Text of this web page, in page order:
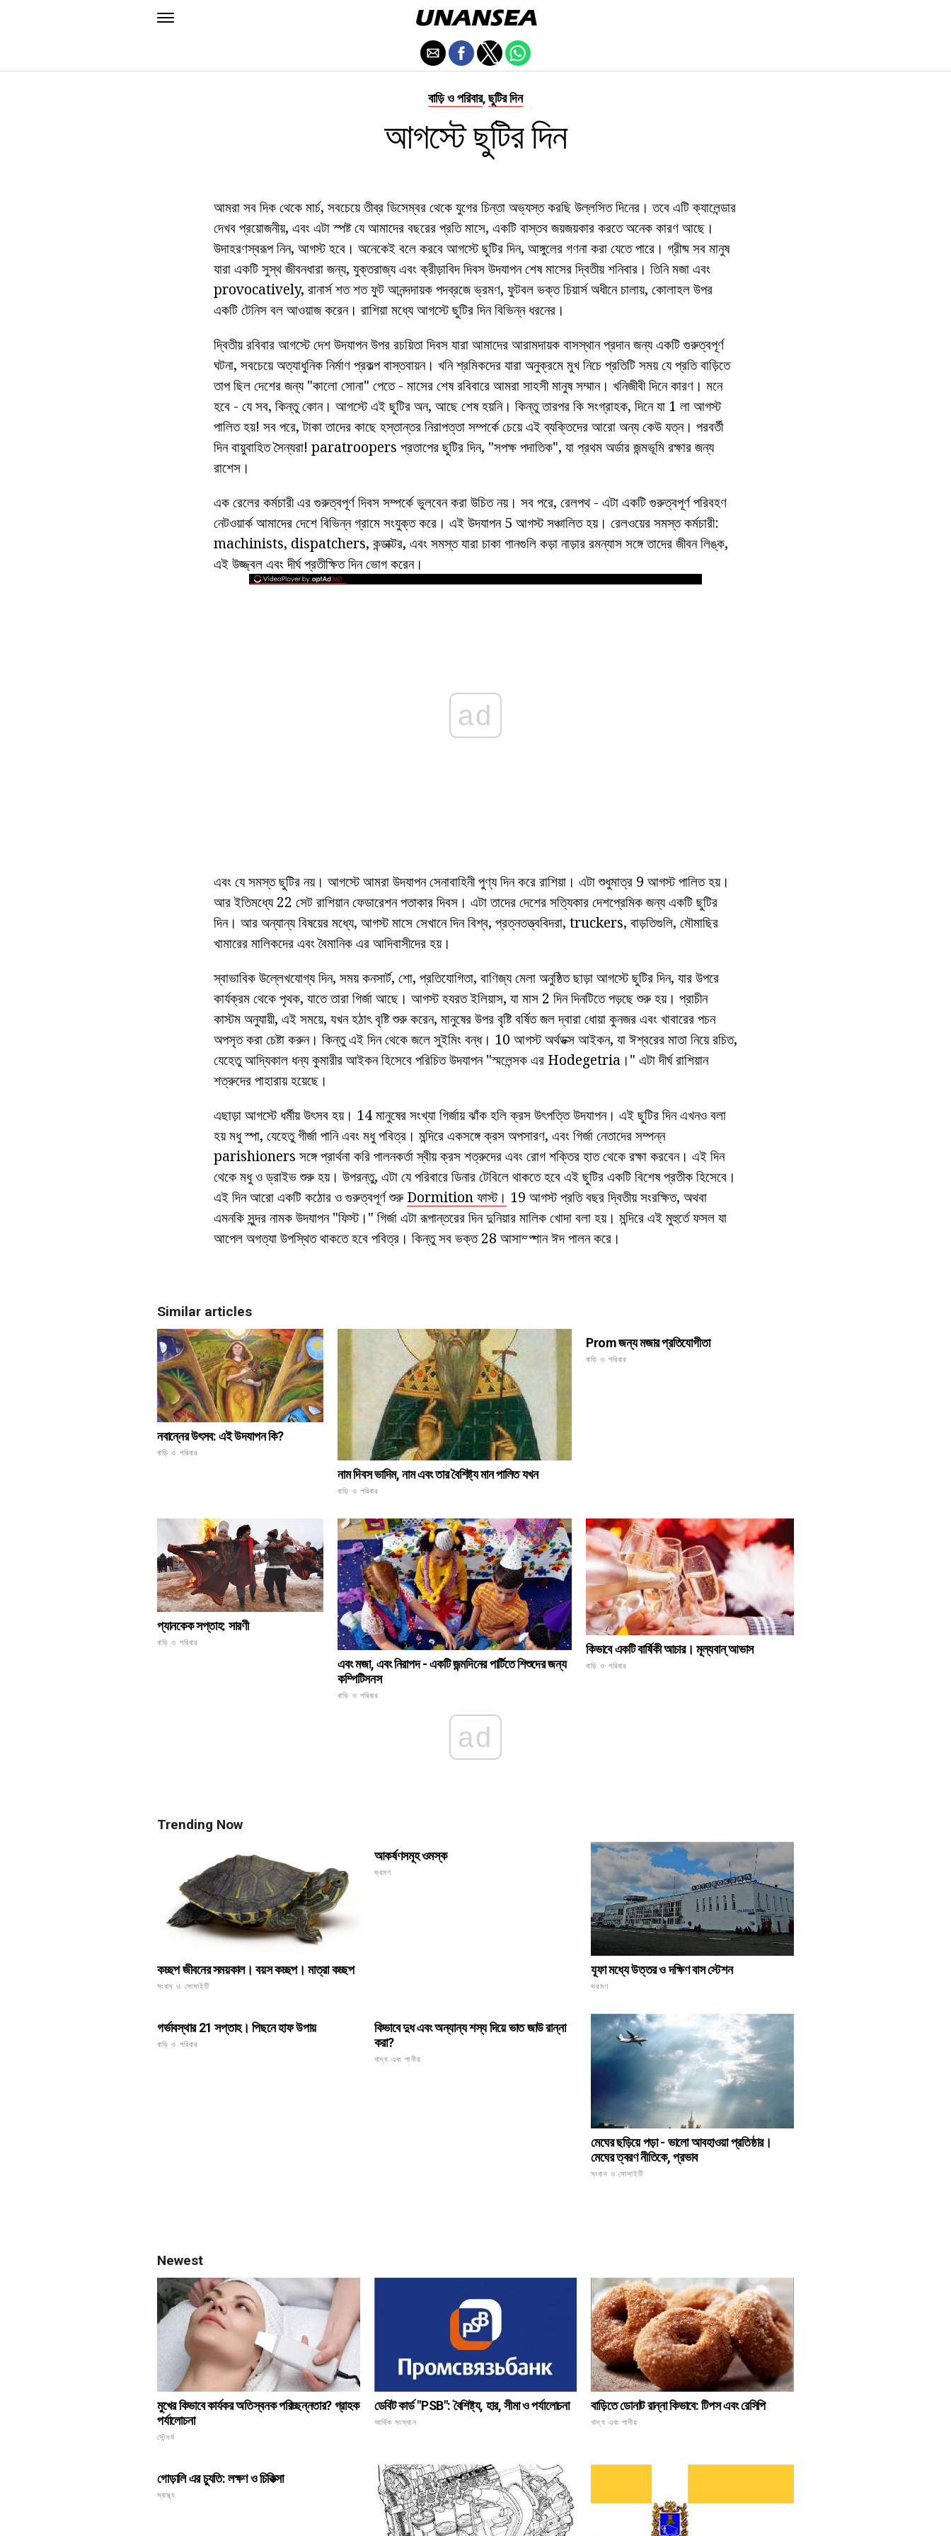
বাড়ি ও পরিবার, ছুটির দিন
আগস্টে ছুটির দিন
আমরা সব দিক থেকে মার্চ, সবচেয়ে তীব্র ডিসেম্বর থেকে যুগের চিন্তা অভ্যস্ত করছি উল্লসিত দিনের। তবে এটি ক্যালেন্ডার
দেখব প্রয়োজনীয়, এবং এটা স্পষ্ট যে আমাদের বছরের প্রতি মাসে, একটি বাস্তব জয়জয়কার করতে অনেক কারণ আছে।
উদাহরণস্বরূপ নিন, আগস্ট হবে। অনেকেই বলে করবে আগস্টে ছুটির দিন, আঙ্গুলের গণনা করা যেতে পারে। গ্রীষ্ম সব মানুষ
যারা একটি সুস্থ জীবনধারা জন্য, যুক্তরাজ্য এবং ক্রীড়াবিদ দিবস উদযাপন শেষ মাসের দ্বিতীয় শনিবার। তিনি মজা এবং
provocatively, রানার্স শত শত ফুট আনন্দদায়ক পদব্রজে ভ্রমণ, ফুটবল ভক্ত চিয়ার্স অধীনে চালায়, কোলাহল উপর
একটি টেনিস বল আওয়াজ করেন। রাশিয়া মধ্যে আগস্টে ছুটির দিন বিভিন্ন ধরনের।
দ্বিতীয় রবিবার আগস্টে দেশ উদযাপন উপর রচয়িতা দিবস যারা আমাদের আরামদায়ক বাসস্থান প্রদান জন্য একটি গুরুত্বপূর্ণ
ঘটনা, সবচেয়ে অত্যাধুনিক নির্মাণ প্রকল্প বাস্তবায়ন। খনি শ্রমিকদের যারা অনুক্রমে মুখ নিচে প্রতিটি সময় যে প্রতি বাড়িতে
তাপ ছিল দেশের জন্য "কালো সোনা" পেতে - মাসের শেষ রবিবারে আমরা সাহসী মানুষ সম্মান। খনিজীবী দিনে কারণ। মনে
হবে - যে সব, কিন্তু কোন। আগস্টে এই ছুটির অন, আছে শেষ হয়নি। কিন্তু তারপর কি সংগ্রাহক, দিনে যা 1 লা আগস্ট
পালিত হয়! সব পরে, টাকা তাদের কাছে হস্তান্তর নিরাপত্তা সম্পর্কে চেয়ে এই ব্যক্তিদের আরো অন্য কেউ যত্ন। পরবর্তী
দিন বায়ুবাহিত সৈন্যরা! paratroopers প্রতাপের ছুটির দিন, "সপক্ষ পদাতিক", যা প্রথম অর্ডার জন্মভূমি রক্ষার জন্য
রাশেস।
এক রেলের কর্মচারী এর গুরুত্বপূর্ণ দিবস সম্পর্কে ভুলবেন করা উচিত নয়। সব পরে, রেলপথ - এটা একটি গুরুত্বপূর্ণ পরিবহণ
নেটওয়ার্ক আমাদের দেশে বিভিন্ন গ্রামে সংযুক্ত করে। এই উদযাপন 5 আগস্ট সঞ্চালিত হয়। রেলওয়ের সমস্ত কর্মচারী:
machinists, dispatchers, কন্ডাক্টর, এবং সমস্ত যারা চাকা গানগুলি কড়া নাড়ার রমন্যাস সঙ্গে তাদের জীবন লিঙ্ক,
এই উজ্জ্বল এবং দীর্ঘ প্রতীক্ষিত দিন ভোগ করেন।
ad
এবং যে সমস্ত ছুটির নয়। আগস্টে আমরা উদযাপন সেনাবাহিনী পুণ্য দিন করে রাশিয়া। এটা শুধুমাত্র 9 আগস্ট পালিত হয়।
আর ইতিমধ্যে 22 সেট রাশিয়ান ফেডারেশন পতাকার দিবস। এটা তাদের দেশের সত্যিকার দেশপ্রেমিক জন্য একটি ছুটির
দিন। আর অন্যান্য বিষয়ের মধ্যে, আগস্ট মাসে সেখানে দিন বিশ্ব, প্রত্নতত্ত্ববিদরা, truckers, বাড়তিগুলি, মৌমাছির
খামারের মালিকদের এবং বৈমানিক এর আদিবাসীদের হয়।
স্বাভাবিক উল্লেখযোগ্য দিন, সময় কনসার্ট, শো, প্রতিযোগিতা, বাণিজ্য মেলা অনুষ্ঠিত ছাড়া আগস্টে ছুটির দিন, যার উপরে
কার্যক্রম থেকে পৃথক, যাতে তারা গির্জা আছে। আগস্ট হযরত ইলিয়াস, যা মাস 2 দিন দিনটিতে পড়ছে শুরু হয়। প্রাচীন
কাস্টম অনুযায়ী, এই সময়ে, যখন হঠাৎ বৃষ্টি শুরু করেন, মানুষের উপর বৃষ্টি বর্ষিত জল দ্বারা ধোয়া কুনজর এবং খাবারের পচন
অপসৃত করা চেষ্টা করুন। কিন্তু এই দিন থেকে জলে সুইমিং বন্ধ। 10 আগস্ট অর্থডক্স আইকন, যা ঈশ্বরের মাতা নিয়ে রচিত,
যেহেতু আদ্যিকাল ধন্য কুমারীর আইকন হিসেবে পরিচিত উদযাপন "স্মলেন্সক এর Hodegetria।" এটা দীর্ঘ রাশিয়ান
শত্রুদের পাহারায় হয়েছে।
এছাড়া আগস্টে ধর্মীয় উৎসব হয়। 14 মানুষের সংখ্যা গির্জায় ঝাঁক হলি ক্রস উৎপত্তি উদযাপন। এই ছুটির দিন এখনও বলা
হয় মধু স্পা, যেহেতু গীর্জা পানি এবং মধু পবিত্র। মন্দিরে একসঙ্গে ক্রস অপসারণ, এবং গির্জা নেতাদের সম্পন্ন
parishioners সঙ্গে প্রার্থনা করি পালনকর্তা স্বীয় ক্রস শত্রুদের এবং রোগ শক্তির হাত থেকে রক্ষা করবেন। এই দিন
থেকে মধু ও ড্রাইভ শুরু হয়। উপরন্তু, এটা যে পরিবারে ডিনার টেবিলে থাকতে হবে এই ছুটির একটি বিশেষ প্রতীক হিসেবে।
এই দিন আরো একটি কঠোর ও গুরুত্বপূর্ণ শুরুDormition ফাস্ট। 19 আগস্ট প্রতি বছর দ্বিতীয় সংরক্ষিত, অথবা
এমনকি সুন্দর নামক উদযাপন "ফিস্ট।" গির্জা এটা রূপান্তরের দিন দুনিয়ার মালিক খোদা বলা হয়। মন্দিরে এই মুহুর্তে ফসল যা
আপেল অগত্যা উপস্থিত থাকতে হবে পবিত্র। কিন্তু সব ভক্ত 28 আসাম্প্শান ঈদ পালন করে।
Similar articles
নবান্নের উৎসব: এই উদযাপন কি?
বাড়ি ও পরিবার
নাম দিবস ভাদিম, নাম এবং তার বৈশিষ্ট্য মান পালিত যখন
বাড়ি ও পরিবার
Prom জন্য মজার প্রতিযোগীতা
বাড়ি ও পরিবার
প্যানকেক সপ্তাহ: সারণী
বাড়ি ও পরিবার
এবং মজা, এবং নিরাপদ - একটি জন্মদিনের পার্টিতে শিশুদের জন্য
কম্পিটিসনস
বাড়ি ও পরিবার
কিভাবে একটি বার্ষিকী আচার। মূল্যবান্ আভাস
বাড়ি ও পরিবার
ad
Trending Now
কচ্ছপ জীবনের সময়কাল। বয়স কচ্ছপ। মাত্রা কচ্ছপ
সংবাদ ও সোসাইটি
আকর্ষণসমূহ ওমস্ক
ভ্রমণ
যূফা মধ্যে উত্তর ও দক্ষিণ বাস স্টেশন
ভ্রমণ
গর্ভাবস্থার 21 সপ্তাহ। পিছনে হাফ উপায়
বাড়ি ও পরিবার
কিভাবে দুধ এবং অন্যান্য শস্য দিয়ে ভাত জাউ রান্না
করা?
খাদ্য এবং পানীয়
মেঘের ছড়িয়ে পড়া - ভালো আবহাওয়া প্রতিষ্ঠার।
মেঘের ত্বরণ নীতিকে, প্রভাব
সংবাদ ও সোসাইটি
Newest
মুখের কিভাবে কার্যকর অতিস্বনক পরিচ্ছন্নতার? গ্রাহক
পর্যালোচনা
সৌন্দর্য
ডেবিট কার্ড "PSB": বৈশিষ্ট্য, হার, সীমা ও পর্যালোচনা
আর্থিক সংস্থান
বাড়িতে ডোনাট রান্না কিভাবে: টিপস এবং রেসিপি
খাদ্য এবং পানীয়
গোড়ালি এর চ্যুতি: লক্ষণ ও চিকিত্সা
স্বাস্থ্য